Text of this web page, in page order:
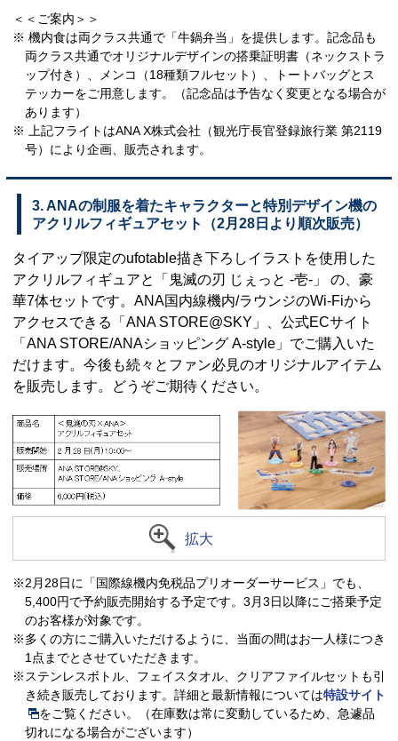
＜＜ご案内＞＞
※ 機内食は両クラス共通で「牛鍋弁当」を提供します。記念品も
両クラス共通でオリジナルデザインの搭乗証明書（ネックストラ
ップ付き）、メンコ（18種類フルセット）、トートバッグとス
テッカーをご用意します。（記念品は予告なく変更となる場合が
あります）
※ 上記フライトはANA X株式会社（観光庁長官登録旅行業 第2119
号）により企画、販売されます。
3. ANAの制服を着たキャラクターと特別デザイン機の
アクリルフィギュアセット（2月28日より順次販売）
タイアップ限定のufotable描き下ろしイラストを使用した
アクリルフィギュアと「鬼滅の刃 じぇっと -壱-」 の、豪
華7体セットです。ANA国内線機内/ラウンジのWi-Fiから
アクセスできる「ANA STORE@SKY」、公式ECサイト
「ANA STORE/ANAショッピング A-style」でご購入いた
だけます。今後も続々とファン必見のオリジナルアイテム
を販売します。どうぞご期待ください。
拡大
※2月28日に「国際線機内免税品プリオーダーサービス」でも、
5,400円で予約販売開始する予定です。3月3日以降にご搭乗予定
のお客様が対象です。
※多くの方にご購入いただけるように、当面の間はお一人様につき
1点までとさせていただきます。
※ステンレスボトル、フェイスタオル、クリアファイルセットも引
き続き販売しております。詳細と最新情報については特設サイト
をご覧ください。（在庫数は常に変動しているため、急遽品
切れになる場合がございます）